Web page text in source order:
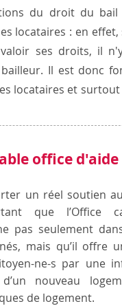
du droit du bail
locataires : en
ses droits, il
Il est donc
locataires et
office
un réel soutien
que l’Office
pas seulement
mais qu’il offre
ne-s par une
d’un nouveau
de logement.